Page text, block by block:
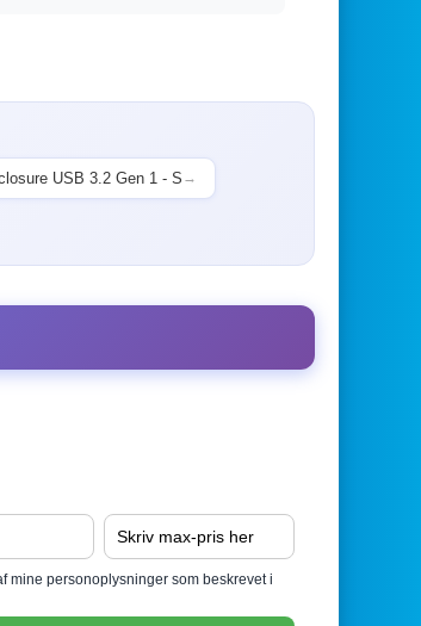
USB 3.2 Gen 1 - S →
mine personoplysninger som beskrevet i